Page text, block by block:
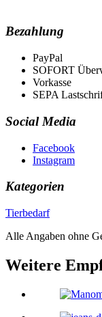
Bezahlung
PayPal
SOFORT
Vorkasse
SEPA
Social Media
Facebook
Instagram
Kategorien
Tierbedarf
Alle Angaben ohne
Weitere